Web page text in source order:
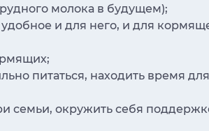
молока в будущем);
и для него, и для
питаться, находить время
семьи, окружить себя